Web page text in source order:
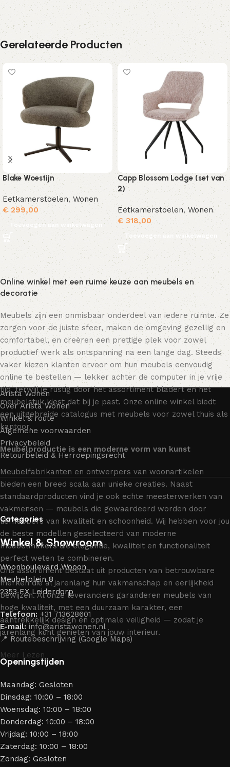
Gerelateerde Producten
Blake Woestijn
Eetkamerstoelen,Wonen
€299,00
Toevoegen aan winkelwagen
Capp Blossom Lodge (set van
2)
Eetkamerstoelen, Wonen
€ 318,00
Toevoegen aan winkelwagen
Online winkel met een ruime keuze aan meubels en
decoratie
Meubels zijn een onmisbaar onderdeel van iedere ruimte. Ze
zorgen voor de juiste sfeer, maken de omgeving gezellig en
comfortabel, en creëren een prettige plek voor zowel
productief werk als ontspanning na een lange dag. Steeds
vaker kiezen klanten ervoor om hun meubels eenvoudig
online te bestellen — lekker achter de computer in je vrije
tijd, terwijl je rustig door het assortiment bladert en het
meubelstuk kiest dat bij je past. Onze online winkel biedt
een uitgebreide catalogus met meubels voor zowel thuis als
kantoor.
Meubelproductie is een moderne vorm van kunst
Meubelfabrikanten en ontwerpers van woonartikelen
bieden een breed scala aan unieke creaties. Naast
standaardproducten vind je ook echte meesterwerken van
vakmensen — meubels die gewaardeerd worden door
liefhebbers van kwaliteit en schoonheid. Wij hebben voor jou
de beste modellen geselecteerd van moderne
meubelmakers die elegantie, kwaliteit en functionaliteit
perfect weten te combineren.
Ons assortiment bestaat uit producten van betrouwbare
merken die al jarenlang hun vakmanschap en eerlijkheid
bewijzen. Al onze leveranciers garanderen meubels van
hoge kwaliteit, met een duurzaam karakter, een
aantrekkelijk design en optimale veiligheid — zodat je
jarenlang kunt genieten van jouw interieur.
Meer Lezen
Arista Wonen
Over Arista Wonen
Winkel & route
Algemene voorwaarden
Privacybeleid
Retourbeleid & Herroepingsrecht
Categories
Winkel & Showroom
Woonboulevard Wooon
Meubelplein 8
2353 EX Leiderdorp
Telefoon: +31 713628601
E-mail: info@aristawonen.nl
📍 Routebeschrijving (Google Maps)
Openingstijden
Maandag: Gesloten
Dinsdag: 10:00 – 18:00
Woensdag: 10:00 – 18:00
Donderdag: 10:00 – 18:00
Vrijdag: 10:00 – 18:00
Zaterdag: 10:00 – 18:00
Zondag: Gesloten